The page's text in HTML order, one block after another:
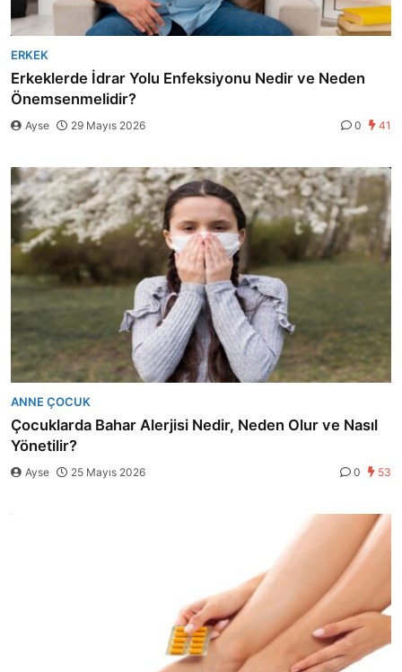
ERKEK
Erkeklerde İdrar Yolu Enfeksiyonu Nedir ve Neden
Önemsenmelidir?
Ayse 29 Mayıs 2026 0 41
ANNE ÇOCUK
Çocuklarda Bahar Alerjisi Nedir, Neden Olur ve Nasıl
Yönetilir?
Ayse 25 Mayıs 2026 0 53